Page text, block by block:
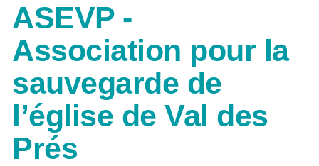
ASEVP -
Association pour la
sauvegarde de
l’église de Val des
Prés